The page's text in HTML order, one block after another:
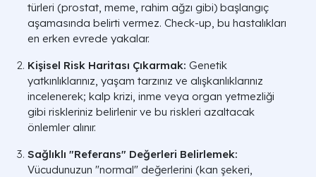
türleri (prostat, meme, rahim ağzı gibi) başlangıç
aşamasında belirti vermez. Check-up, bu hastalıkları
en erken evrede yakalar.
Kişisel Risk Haritası Çıkarmak: Genetik
yatkınlıklarınız, yaşam tarzınız ve alışkanlıklarınız
incelenerek; kalp krizi, inme veya organ yetmezliği
gibi riskleriniz belirlenir ve bu riskleri azaltacak
önlemler alınır.
Sağlıklı "Referans" Değerleri Belirlemek:
Vücudunuzun "normal" değerlerini (kan şekeri,